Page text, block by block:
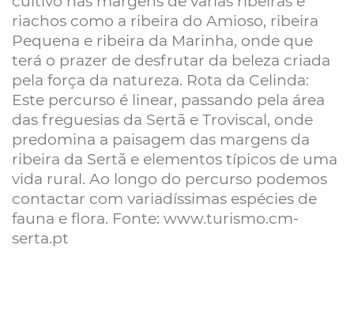
riachos como a ribeira do Amioso, ribeira
Pequena e ribeira da Marinha, onde que
terá o prazer de desfrutar da beleza criada
pela força da natureza. Rota da Celinda:
Este percurso é linear, passando pela área
das freguesias da Sertã e Troviscal, onde
predomina a paisagem das margens da
ribeira da Sertã e elementos típicos de uma
vida rural. Ao longo do percurso podemos
contactar com variadíssimas espécies de
fauna e flora. Fonte: www.turismo.cm-
serta.pt